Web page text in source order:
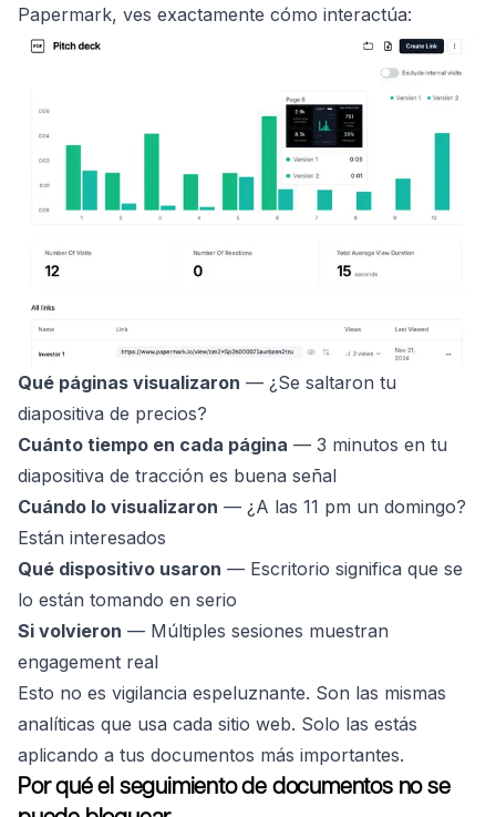
Papermark, ves exactamente cómo interactúa:
Qué páginas visualizaron — ¿Se saltaron tu
diapositiva de precios?
Cuánto tiempo en cada página — 3 minutos en tu
diapositiva de tracción es buena señal
Cuándo lo visualizaron — ¿A las 11 pm un domingo?
Están interesados
Qué dispositivo usaron — Escritorio significa que se
lo están tomando en serio
Si volvieron — Múltiples sesiones muestran
engagement real
Esto no es vigilancia espeluznante. Son las mismas
analíticas que usa cada sitio web. Solo las estás
aplicando a tus documentos más importantes.
Por qué el seguimiento de documentos no se